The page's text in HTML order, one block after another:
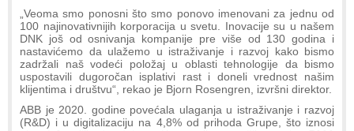
„Veoma smo ponosni što smo ponovo imenovani za jednu od
100 najinovativnijih korporacija u svetu. Inovacije su u našem
DNK još od osnivanja kompanije pre više od 130 godina i
nastavićemo da ulažemo u istraživanje i razvoj kako bismo
zadržali naš vodeći položaj u oblasti tehnologije da bismo
uspostavili dugoročan isplativi rast i doneli vrednost našim
klijentima i društvu“, rekao je Bjorn Rosengren, izvršni direktor.
ABB je 2020. godine povećala ulaganja u istraživanje i razvoj
(R&D) i u digitalizaciju na 4,8% od prihoda Grupe, što iznosi